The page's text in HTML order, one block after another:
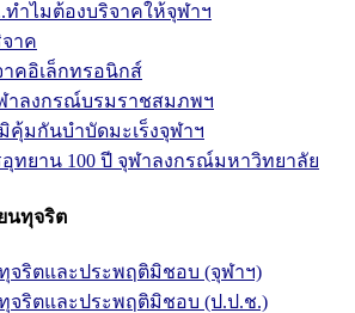
ทำไมต้องบริจาคให้จุฬาฯ
าค
าคอิเล็กทรอนิกส์
าลงกรณ์บรมราชสมภพฯ
คุ้มกันบำบัดมะเร็งจุฬาฯ
ทยาน 100 ปี จุฬาลงกรณ์มหาวิทยาลัย
นทุจริต
ทุจริตและประพฤติมิชอบ (จุฬาฯ)
ทุจริตและประพฤติมิชอบ (ป.ป.ช.)